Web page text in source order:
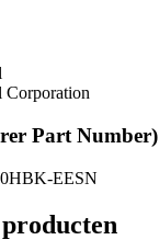
Corporation
Part Number)
EESN